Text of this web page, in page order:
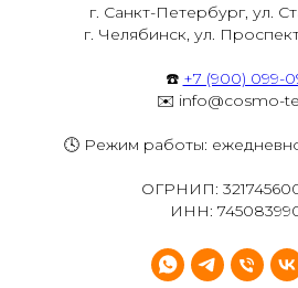
г. Санкт-Петербург, ул.
г. Челябинск, ул.
☎️ +7 (900) 099-
✉️ info@cosmo-
🕓 Режим работы:
ОГРНИП:
ИНН: